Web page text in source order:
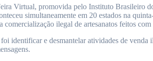
Virtual, promovida pelo Instituto Brasileiro
simultaneamente em 20 estados na
comercialização ilegal de artesanatos feitos
identificar e desmantelar atividades de